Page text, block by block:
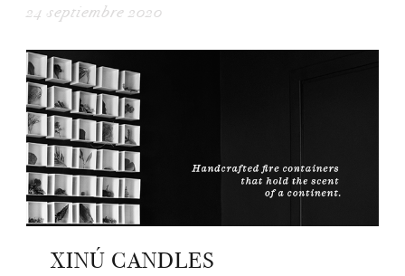
24 septiembre 2020
XINÚ CANDLES